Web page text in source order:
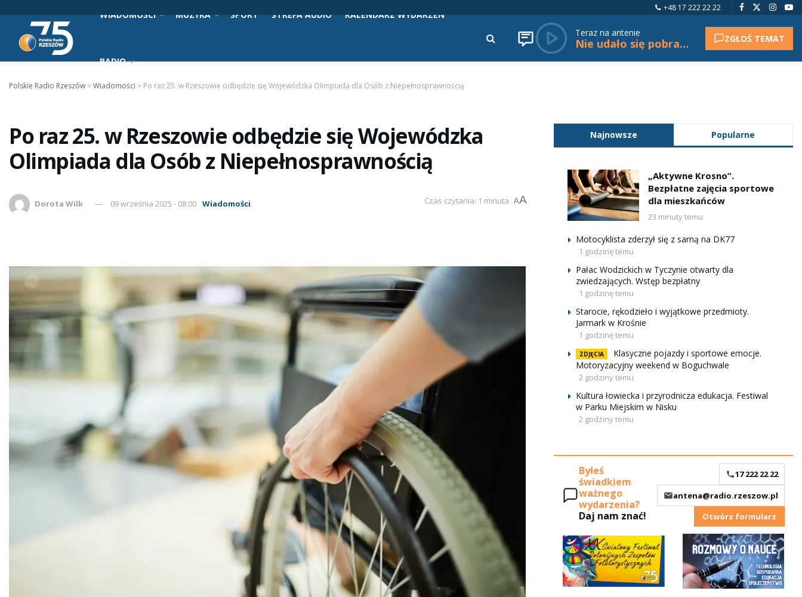
+48 17 222 22 22
WIADOMOŚCI MUZYKA SPORT STREFA AUDIO KALENDARZ WYDARZEŃ
RADIO
Teraz na antenie
Nie udało się pobrać tytułu. ZGŁOŚ TEMAT
Polskie Radio Rzeszów >Wiadomości > Po raz 25. w Rzeszowie odbędzie się Wojewódzka Olimpiada dla Osób z Niepełnosprawnością
Po raz 25. w Rzeszowie odbędzie się Wojewódzka
Olimpiada dla Osób z Niepełnosprawnością
Dorota Wilk 09 września 2025 - 08:00 Wiadomości Czas czytania: 1 minuta AA
Najnowsze Popularne
„Aktywne Krosno”.
Bezpłatne zajęcia sportowe
dla mieszkańców
23 minuty temu
Motocyklista zderzył się z sarną na DK77
1 godzinę temu
Pałac Wodzickich w Tyczynie otwarty dla
zwiedzających. Wstęp bezpłatny
1 godzinę temu
Starocie, rękodzieło i wyjątkowe przedmioty.
Jarmark w Krośnie
1 godzinę temu
ZDJĘCIA
Klasyczne pojazdy i sportowe emocje.
Motoryzacyjny weekend w Boguchwale
2 godziny temu
Kultura łowiecka i przyrodnicza edukacja. Festiwal
w Parku Miejskim w Nisku
2 godziny temu
Byłeś
świadkiem
ważnego
wydarzenia?
Daj nam znać!
17 222 22 22
antena@radio.rzeszow.pl
Otwórz formularz